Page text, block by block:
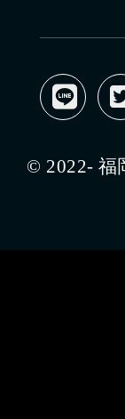
© 2022- 福